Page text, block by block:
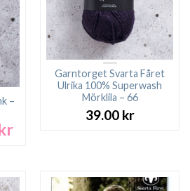
–
Det
36.00 kr.
Garntorget Svarta Fåret
Ulrika 100% Superwash
Mörklila – 66
39.00 kr